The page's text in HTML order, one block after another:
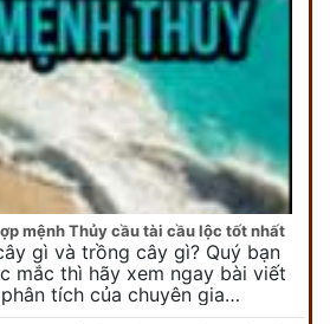
mệnh Thủy cầu tài cầu lộc tốt nhất
gì và trồng cây gì? Quý bạn
mắc thì hãy xem ngay bài viết
tích của chuyên gia…